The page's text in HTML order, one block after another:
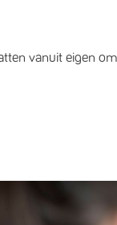
vanuit eigen